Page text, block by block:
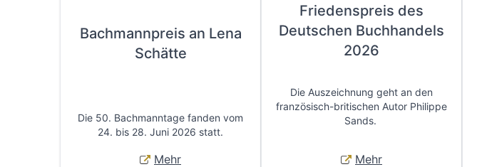
Bachmannpreis an Lena
Schätte
Die 50. Bachmanntage fanden vom
24. bis 28. Juni 2026 statt.
Mehr
Friedenspreis des
Deutschen Buchhandels
2026
Die Auszeichnung geht an den
französisch-britischen Autor Philippe
Sands.
Mehr